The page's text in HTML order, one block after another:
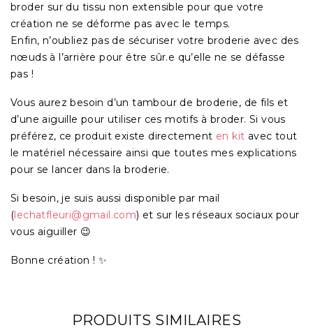
broder sur du tissu non extensible pour que votre
création ne se déforme pas avec le temps.
Enfin, n’oubliez pas de sécuriser votre broderie avec des
nœuds à l’arrière pour être sûr.e qu’elle ne se défasse
pas !
Vous aurez besoin d’un tambour de broderie, de fils et
d’une aiguille pour utiliser ces motifs à broder. Si vous
préférez, ce produit existe directement en kit avec tout
le matériel nécessaire ainsi que toutes mes explications
pour se lancer dans la broderie.
Si besoin, je suis aussi disponible par mail
(lechatfleuri@gmail.com) et sur les réseaux sociaux pour
vous aiguiller 😉
Bonne création ! ✨
PRODUITS SIMILAIRES